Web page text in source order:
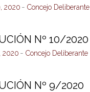
2020 Concejo Deliberante
Nº 10/2020
2020 Concejo Deliberante
Nº 9/2020